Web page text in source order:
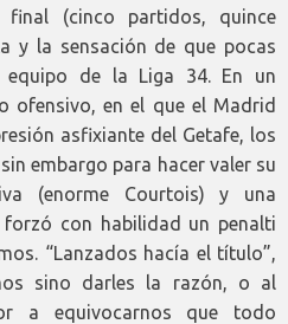
(cinco partidos, quince
y la sensación de que pocas
equipo de la Liga 34. En un
ofensivo, en el que el Madrid
asfixiante del Getafe, los
embargo para hacer valer su
(enorme Courtois) y una
con habilidad un penalti
“Lanzados hacía el título”,
sino darles la razón, o al
a equivocarnos que todo